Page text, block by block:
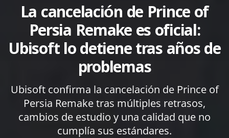
La cancelación de Prince of
Persia Remake es oficial:
Ubisoft lo detiene tras años de
problemas
Ubisoft confirma la cancelación de Prince of
Persia Remake tras múltiples retrasos,
cambios de estudio y una calidad que no
cumplía sus estándares.